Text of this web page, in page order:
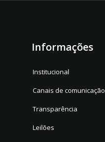
Informações
Institucional
Canais de comunicação
Transparência
Leilões